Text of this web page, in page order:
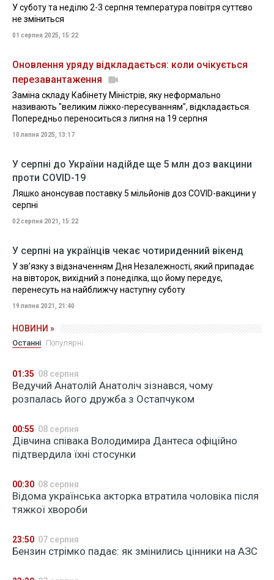
У суботу та неділю 2-3 серпня температура повітря суттєво
не зміниться
01 серпня 2025, 15:22
Оновлення уряду відкладається: коли очікується
перезавантаження
Заміна складу Кабінету Міністрів, яку неформально
називають "великим ліжко-пересуванням", відкладається.
Попередньо переноситься з липня на 19 серпня
10 липня 2025, 13:17
У серпні до України надійде ще 5 млн доз вакцини
проти COVID-19
Ляшко анонсував поставку 5 мільйонів доз COVID-вакцини у
серпні
02 серпня 2021, 15:22
У серпні на українців чекає чотириденний вікенд
У зв’язку з відзначенням Дня Незалежності, який припадає
на вівторок, вихідний з понеділка, що йому передує,
перенесуть на найближчу наступну суботу
19 липня 2021, 21:40
НОВИНИ »
Останні Популярні
01:35 08 серпня
Ведучий Анатолій Анатоліч зізнався, чому
розпалась його дружба з Остапчуком
00:55 08 серпня
Дівчина співака Володимира Дантеса офіційно
підтвердила їхні стосунки
00:30 08 серпня
Відома українська акторка втратила чоловіка після
тяжкої хвороби
23:50 07 серпня
Бензин стрімко падає: як змінились цінники на АЗС